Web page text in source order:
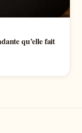
qu’elle fait